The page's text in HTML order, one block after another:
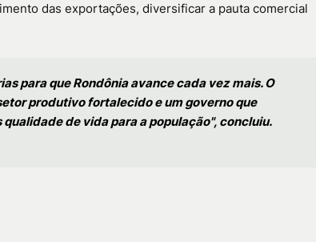
das exportações, diversificar a pauta comercial
para que Rondônia avance cada vez mais. O
produtivo fortalecido e um governo que
de vida para a população", concluiu.